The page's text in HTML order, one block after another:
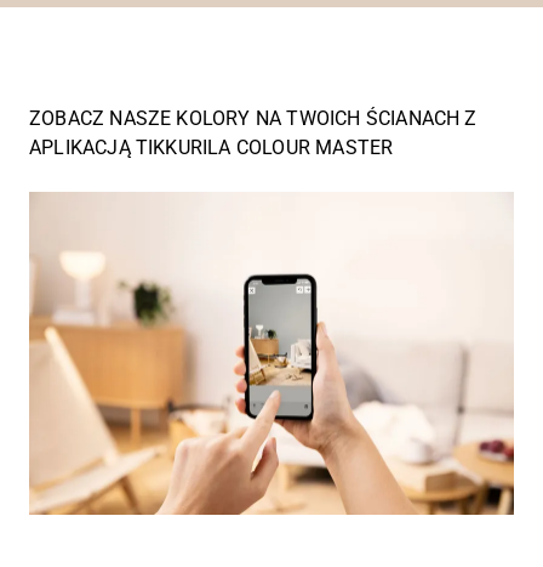
ZOBACZ NASZE KOLORY NA TWOICH ŚCIANACH Z
APLIKACJĄ TIKKURILA COLOUR MASTER